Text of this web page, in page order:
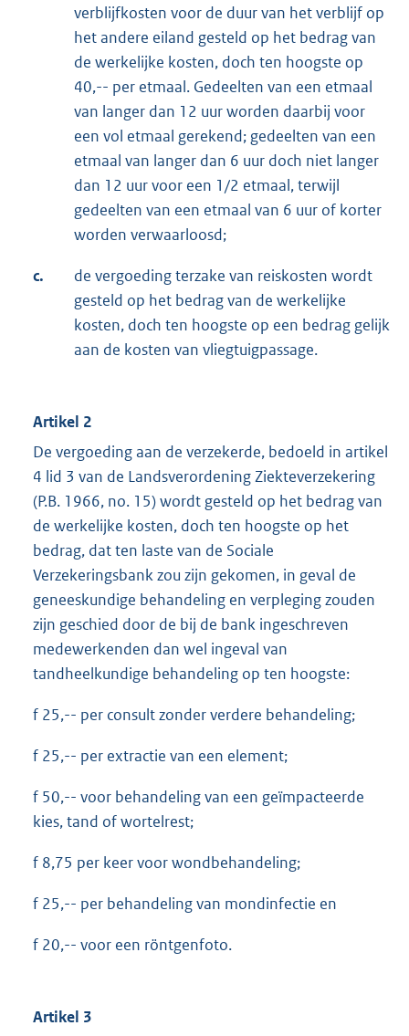
verblijfkosten voor de duur van het verblijf op
het andere eiland gesteld op het bedrag van
de werkelijke kosten, doch ten hoogste op
40,-- per etmaal. Gedeelten van een etmaal
van langer dan 12 uur worden daarbij voor
een vol etmaal gerekend; gedeelten van een
etmaal van langer dan 6 uur doch niet langer
dan 12 uur voor een 1/2 etmaal, terwijl
gedeelten van een etmaal van 6 uur of korter
worden verwaarloosd;
c.
de vergoeding terzake van reiskosten wordt
gesteld op het bedrag van de werkelijke
kosten, doch ten hoogste op een bedrag gelijk
aan de kosten van vliegtuigpassage.
Artikel 2
De vergoeding aan de verzekerde, bedoeld in artikel
4 lid 3 van de Landsverordening Ziekteverzekering
(P.B. 1966, no. 15) wordt gesteld op het bedrag van
de werkelijke kosten, doch ten hoogste op het
bedrag, dat ten laste van de Sociale
Verzekeringsbank zou zijn gekomen, in geval de
geneeskundige behandeling en verpleging zouden
zijn geschied door de bij de bank ingeschreven
medewerkenden dan wel ingeval van
tandheelkundige behandeling op ten hoogste:
f 25,-- per consult zonder verdere behandeling;
f 25,-- per extractie van een element;
f 50,-- voor behandeling van een geïmpacteerde
kies, tand of wortelrest;
f 8,75 per keer voor wondbehandeling;
f 25,-- per behandeling van mondinfectie en
f 20,-- voor een röntgenfoto.
Artikel 3